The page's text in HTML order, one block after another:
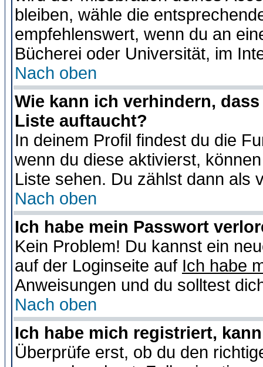
bleiben, wähle die
empfehlenswert, wenn du an
Bücherei oder Universität, im
Nach oben
Wie kann ich verhindern,
Liste auftaucht?
In deinem Profil findest du die
wenn du diese aktivierst,
Liste sehen. Du zählst dann als
Nach oben
Ich habe mein Passwort
Kein Problem! Du kannst ein
auf der Loginseite auf Ich habe
Anweisungen und du solltest
Nach oben
Ich habe mich registriert,
Überprüfe erst, ob du den